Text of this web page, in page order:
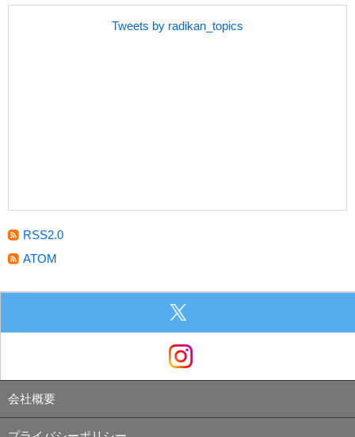
Tweets by radikan_topics
RSS2.0
ATOM
会社概要